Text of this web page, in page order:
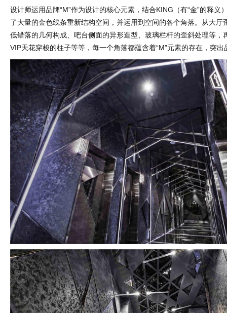
设计师运用品牌“M”作为设计的核心元素，结合KING（有“金”的释义
了大量的金色线条重新结构空间，并运用到空间的各个角落。从大厅
低错落的几何构成、吧台侧面的异形造型、玻璃栏杆的歪斜处理等，
VIP天花穿梭的柱子等等，每一个角落都蕴含着“M”元素的存在，突出